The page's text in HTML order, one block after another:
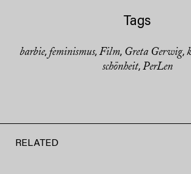
Tags
barbie, feminismus, Film, Greta Gerwig,
schönheit, PerLen
RELATED